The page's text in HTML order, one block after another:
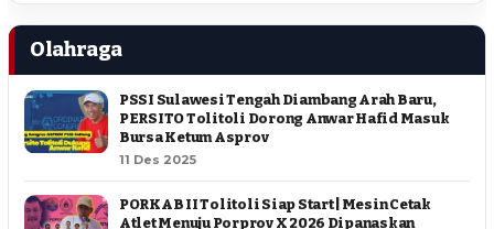
Olahraga
PSSI Sulawesi Tengah Diambang Arah Baru,
PERSITO Tolitoli Dorong Anwar Hafid Masuk
Bursa Ketum Asprov
11 Des 2025
PORKAB II Tolitoli Siap Start | Mesin Cetak
Atlet Menuju Porprov X 2026 Dipanaskan